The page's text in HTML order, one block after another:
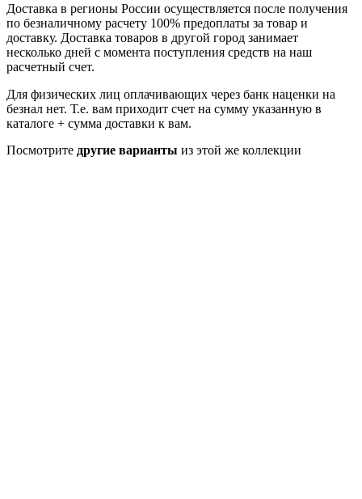
Доставка в регионы России осуществляется после получения
по безналичному расчету 100% предоплаты за товар и
доставку. Доставка товаров в другой город занимает
несколько дней с момента поступления средств на наш
расчетный счет.
Для физических лиц оплачивающих через банк наценки на
безнал нет. Т.е. вам приходит счет на сумму указанную в
каталоге + сумма доставки к вам.
Посмотрите другие варианты из этой же коллекции